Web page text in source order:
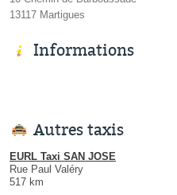
13117 Martigues
Informations
Autres taxis
EURL Taxi SAN JOSE
Rue Paul Valéry
517 km